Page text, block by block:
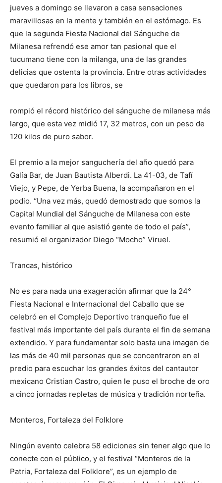
jueves a domingo se llevaron a casa sensaciones
maravillosas en la mente y también en el estómago. Es
que la segunda Fiesta Nacional del Sánguche de
Milanesa refrendó ese amor tan pasional que el
tucumano tiene con la milanga, una de las grandes
delicias que ostenta la provincia. Entre otras actividades
que quedaron para los libros, se
rompió el récord histórico del sánguche de milanesa más
largo, que esta vez midió 17, 32 metros, con un peso de
120 kilos de puro sabor.
El premio a la mejor sanguchería del año quedó para
Galía Bar, de Juan Bautista Alberdi. La 41-03, de Tafí
Viejo, y Pepe, de Yerba Buena, la acompañaron en el
podio. “Una vez más, quedó demostrado que somos la
Capital Mundial del Sánguche de Milanesa con este
evento familiar al que asistió gente de todo el país”,
resumió el organizador Diego “Mocho” Viruel.
Trancas, histórico
No es para nada una exageración afirmar que la 24°
Fiesta Nacional e Internacional del Caballo que se
celebró en el Complejo Deportivo tranqueño fue el
festival más importante del país durante el fin de semana
extendido. Y para fundamentar solo basta una imagen de
las más de 40 mil personas que se concentraron en el
predio para escuchar los grandes éxitos del cantautor
mexicano Cristian Castro, quien le puso el broche de oro
a cinco jornadas repletas de música y tradición norteña.
Monteros, Fortaleza del Folklore
Ningún evento celebra 58 ediciones sin tener algo que lo
conecte con el público, y el festival “Monteros de la
Patria, Fortaleza del Folklore”, es un ejemplo de